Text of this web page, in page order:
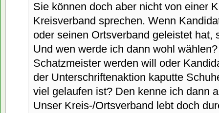
Sie können doch aber nicht von einer
Kreisverband sprechen. Wenn
oder seinen Ortsverband geleistet hat,
Und wen werde ich dann wohl
Schatzmeister werden will oder
der Unterschriftenaktion kaputte
viel gelaufen ist? Den kenne ich dann
Unser Kreis-/Ortsverband lebt doch